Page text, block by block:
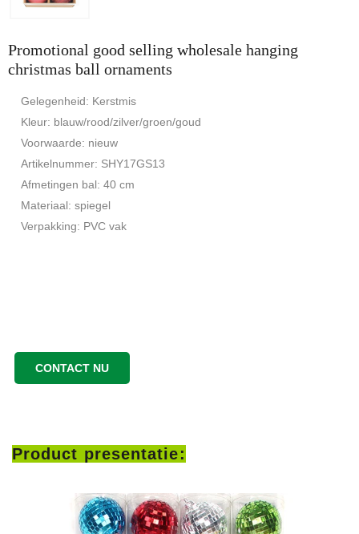
Promotional good selling wholesale hanging
christmas ball ornaments
Gelegenheid: Kerstmis
Kleur: blauw/rood/zilver/groen/goud
Voorwaarde: nieuw
Artikelnummer: SHY17GS13
Afmetingen bal: 40 cm
Materiaal: spiegel
Verpakking: PVC vak
CONTACT NU
Product presentatie: